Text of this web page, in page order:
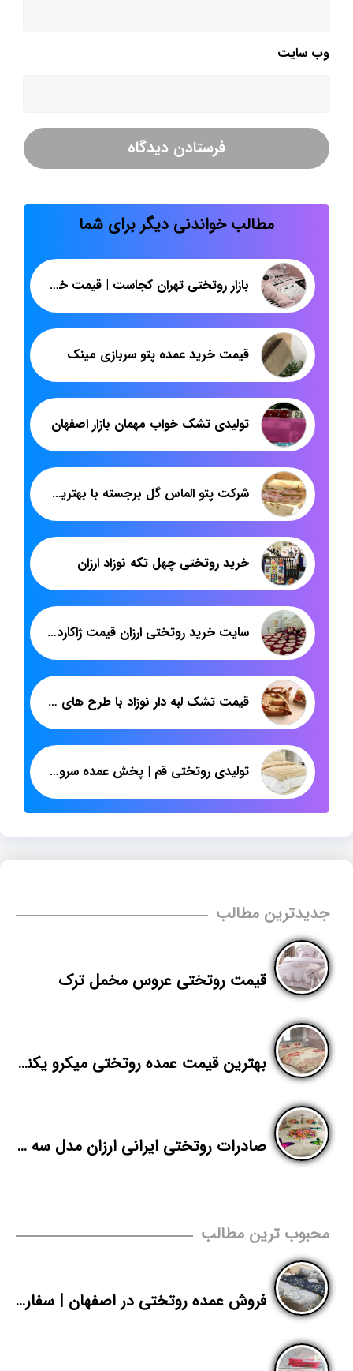
وب‌ سایت
مطالب خواندنی دیگر برای شما
بازار روتختی تهران کجاست | قیمت خرید عمده روتختی سه بعدی از تولیدی
قیمت خرید عمده پتو سربازی مینک
تولیدی تشک خواب مهمان بازار اصفهان
شرکت پتو الماس گل برجسته با بهترین قیمت
خرید روتختی چهل تکه نوزاد ارزان
سایت خرید روتختی ارزان قیمت ژاکارد کریستال دونفره
قیمت تشک لبه دار نوزاد با طرح های فانتزی
تولیدی روتختی قم | پخش عمده سرویس روتختی دونفره ایرانی
جدیدترین مطالب
قیمت روتختی عروس مخمل ترک
بهترین قیمت عمده روتختی میکرو یکنفره
صادرات روتختی ایرانی ارزان مدل سه بعدی
محبوب ترین مطالب
فروش عمده روتختی در اصفهان | سفارش روتختی پلی استر دونفره برای صادرات به عراق | پاندا